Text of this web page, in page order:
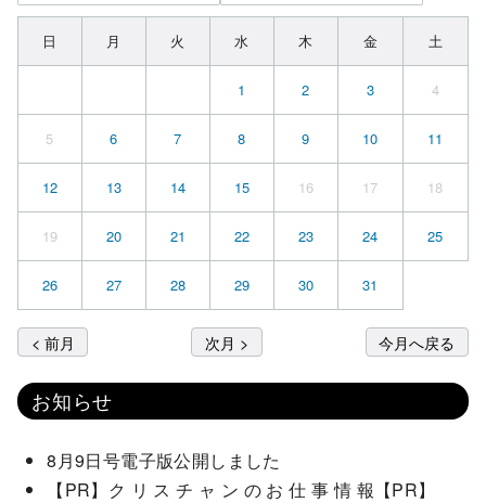
日 月 火 水 木 金 土
1 2 3 4
5 6 7 8 9 10 11
12 13 14 15 16 17 18
19 20 21 22 23 24 25
26 27 28 29 30 31
< 前月 次月 > 今月へ戻る
お知らせ
8月9日号電子版公開しました
【PR】ク リ ス チ ャ ン の お 仕 事 情 報【PR】